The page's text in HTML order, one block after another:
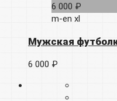
6 000 ₽
m-en xl
Мужская
6 000 ₽